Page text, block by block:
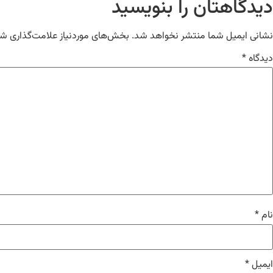
دیدگاهتان را بنویسید
نشانی ایمیل شما منتشر نخواهد شد. بخش‌های موردنیاز علامت‌گذاری
دیدگاه*
نام*
ایمیل*